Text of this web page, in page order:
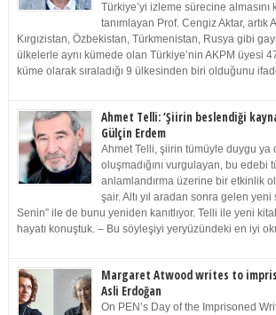
Türkiye’yi izleme sürecine
tanımlayan Prof. Cengiz Aktar, artık
Kırgızistan, Özbekistan, Türkmenistan, Rusya gibi
ülkelerle aynı kümede olan Türkiye’nin AKPM üyesi
küme olarak sıraladığı 9 ülkesinden biri olduğunu
Ahmet Telli: ‘Şiirin beslendiği
Gülçin Erdem
Ahmet Telli, şiirin tümüyle duygu ya
oluşmadığını vurgulayan, bu edebi
anlamlandırma üzerine bir etkinlik
şair. Altı yıl aradan sonra gelen yeni
Senin” ile de bunu yeniden kanıtlıyor. Telli ile yeni
hayatı konuştuk. – Bu söyleşiyi yeryüzündeki en iyi
Margaret Atwood writes to
Asli Erdoğan
On PEN’s Day of the Imprisoned